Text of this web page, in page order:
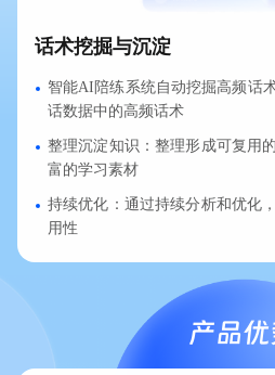
话术挖掘与沉淀
智能AI陪练系统自动挖掘高频话
话数据中的高频话术
整理沉淀知识：整理形成可复用
富的学习素材
持续优化：通过持续分析和优化
用性
产品